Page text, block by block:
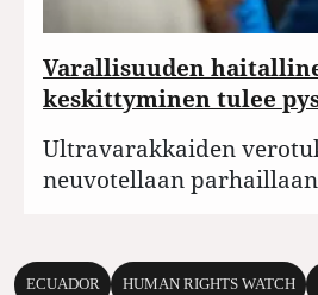
Varallisuuden
keskittyminen tulee
Ultravarakkaiden
neuvotellaan
ECUADOR HUMAN RIGHTS WATCH